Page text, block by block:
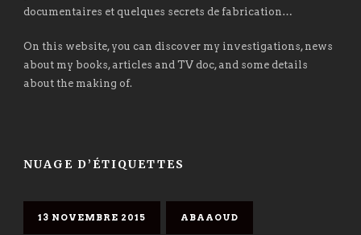
documentaires et quelques secrets de fabrication…
On this website, you can discover my investigations, news
about my books, articles and TV doc, and some details
about the making of.
NUAGE D’ÉTIQUETTES
13 NOVEMBRE 2015 ABAAOUD